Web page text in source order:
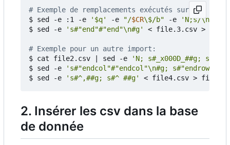
# Exemple de remplacements exécutés sur les
$ sed -e :1 -e
'$q' -e "/$CR\$/b" -e
'N;s/\n//
$ sed -e
's#"end"#"end"\n#g' < file.3.csv >
# Exemple pour un autre import:
$ cat file2.csv
sed -e
'N; s#_x000D_##g;
$ sed -e
's#"endcol"#"endcol"\n#g;
$ sed -e
's#^,##g; s#^ ##g'
2. Insérer les csv dans la base
de donnée